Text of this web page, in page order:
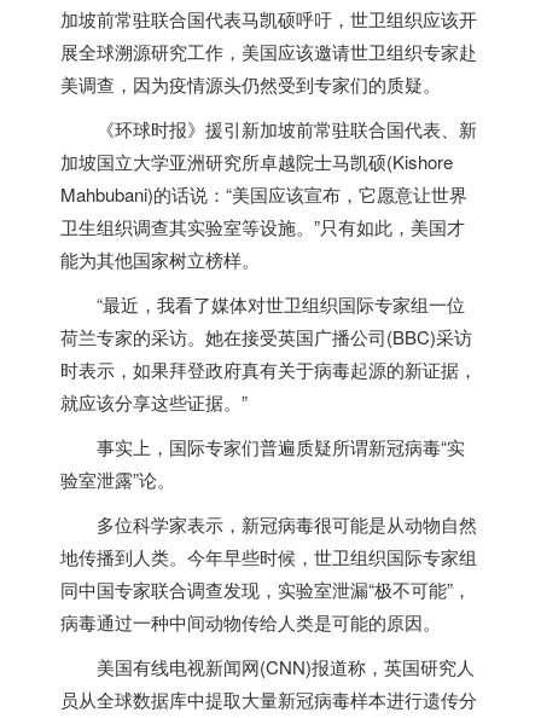
加坡前常驻联合国代表马凯硕呼吁，世卫组织应该开
展全球溯源研究工作，美国应该邀请世卫组织专家赴
美调查，因为疫情源头仍然受到专家们的质疑。
《环球时报》援引新加坡前常驻联合国代表、 新
加坡国立大学亚洲研究所卓越院士马凯硕(Kishore
Mahbubani)的话说：“美国应该宣布，它愿意让世界
卫生组织调查其实验室等设施。”只有如此，美国才
能为其他国家树立榜样。
“最近，我看了媒体对世卫组织国际专家组一位
荷兰专家的采访。她在接受英国广播公司(BBC)采访
时表示，如果拜登政府真有关于病毒起源的新证据，
就应该分享这些证据。”
事实上，国际专家们普遍质疑所谓新冠病毒“实
验室泄露”论。
多位科学家表示，新冠病毒很可能是从动物自然
地传播到人类。今年早些时候，世卫组织国际专家组
同中国专家联合调查发现，实验室泄漏“极不可能”，
病毒通过一种中间动物传给人类是可能的原因。
美国有线电视新闻网(CNN)报道称，英国研究人
员从全球数据库中提取大量新冠病毒样本进行遗传分